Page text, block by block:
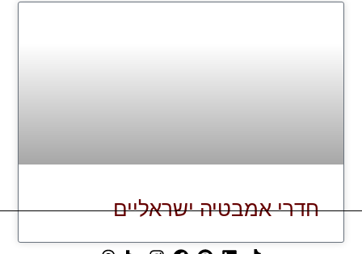
חדרי אמבטיה ישראליים